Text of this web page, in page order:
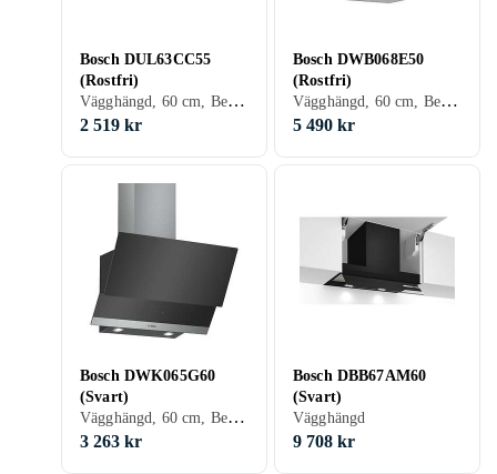
Bosch DUL63CC55
(Rostfri)
Vägghängd, 60 cm, Belysning
2 519 kr
Bosch DWB068E50
(Rostfri)
Vägghängd, 60 cm, Belysning
5 490 kr
Bosch DWK065G60
(Svart)
Vägghängd, 60 cm, Belysning
3 263 kr
Bosch DBB67AM60
(Svart)
Vägghängd
9 708 kr